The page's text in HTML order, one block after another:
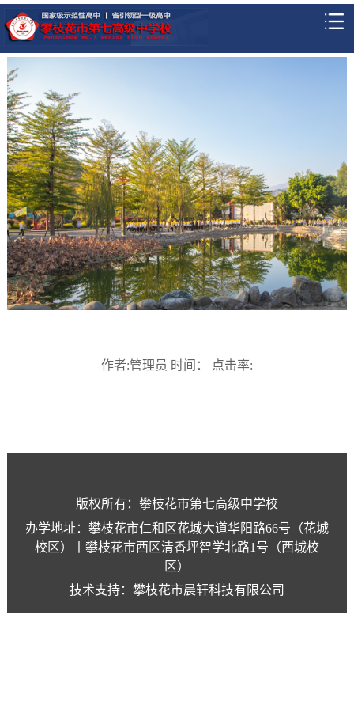
作者:管理员 时间： 点击率:
版权所有：攀枝花市第七高级中学校
办学地址：攀枝花市仁和区花城大道华阳路66号（花城
校区）丨攀枝花市西区清香坪智学北路1号（西城校
区）
技术支持：攀枝花市晨轩科技有限公司